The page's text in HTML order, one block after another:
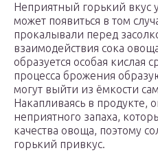
Неприятный горький вкус
может появиться в том
прокалывали перед
взаимодействия сока
образуется особая кислая
процесса брожения
могут выйти из ёмкости
Накапливаясь в продукте,
неприятного запаха,
качества овоща, поэтому
горький привкус.